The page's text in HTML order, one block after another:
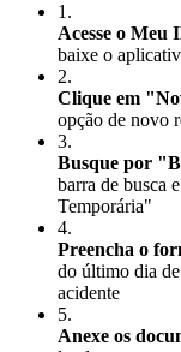
1 .
Acesse o Meu
baixe o
2.
Clique em
opção de novo
3.
Busque por
barra de busca
Temporária"
4.
Preencha o
do último dia
acidente
5.
Anexe os